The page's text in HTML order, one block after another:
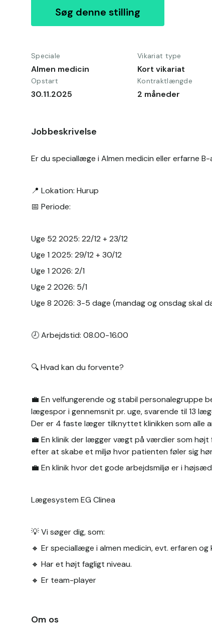
Søg denne stilling
Speciale
Almen medicin
Vikariat type
Kort vikariat
Opstart
30.11.2025
Kontraktlængde
2 måneder
Jobbeskrivelse
Er du speciallæge i Almen medicin eller erfarne B-
📍 Lokation: Hurup
📅 Periode:
Uge 52 2025: 22/12 + 23/12
Uge 1 2025: 29/12 + 30/12
Uge 1 2026: 2/1
Uge 2 2026: 5/1
Uge 8 2026: 3-5 dage (mandag og onsdag skal
🕗 Arbejdstid: 08.00-16.00
🔍 Hvad kan du forvente?
💼 En velfungerende og stabil personalegruppe
lægespor i gennemsnit pr. uge, svarende til 13
Der er 4 faste læger tilknyttet klinikken som alle
💼 En klinik der lægger vægt på værdier som højt
efter at skabe et miljø hvor patienten føler sig
💼 En klinik hvor det gode arbejdsmiljø er i
Lægesystem EG Clinea
💡 Vi søger dig, som:
🔸 Er speciallæge i almen medicin, evt. erfaren
🔸 Har et højt fagligt niveau.
🔸 Er team-player
Om os